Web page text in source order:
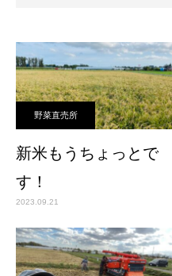
野菜直売所
新米もうちょっとで
す！
2023.09.21